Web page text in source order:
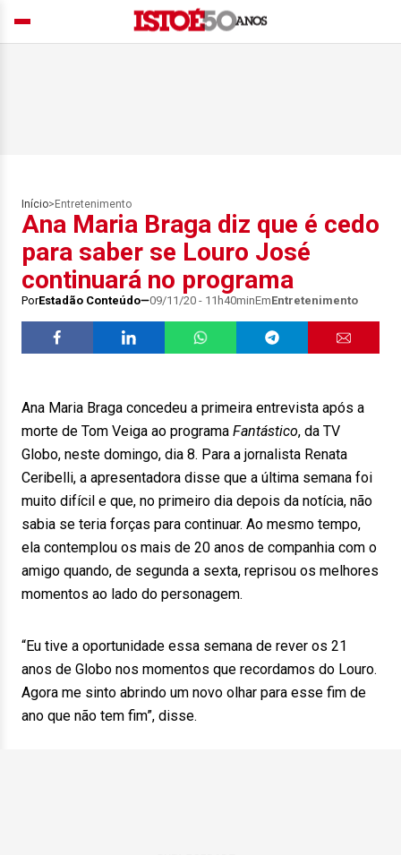
Início> Entretenimento
Ana Maria Braga diz que é cedo
para saber se Louro José
continuará no programa
PorEstadão Conteúdo 09/11/20 - 11h40minEmEntretenimento
Ana Maria Braga concedeu a primeira entrevista após a
morte de Tom Veiga ao programa Fantástico, da TV
Globo, neste domingo, dia 8. Para a jornalista Renata
Ceribelli, a apresentadora disse que a última semana foi
muito difícil e que, no primeiro dia depois da notícia, não
sabia se teria forças para continuar. Ao mesmo tempo,
ela contemplou os mais de 20 anos de companhia com o
amigo quando, de segunda a sexta, reprisou os melhores
momentos ao lado do personagem.
“Eu tive a oportunidade essa semana de rever os 21
anos de Globo nos momentos que recordamos do Louro.
Agora me sinto abrindo um novo olhar para esse fim de
ano que não tem fim”, disse.